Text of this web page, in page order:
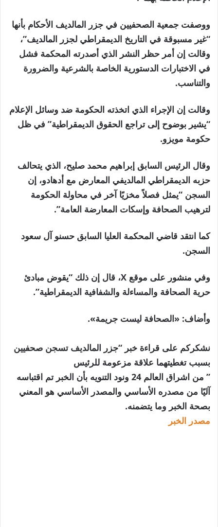
ووصفت جمعية الصحفيين في جزر المالديف الأحكام بأنها
“غير مسبوقة في التاريخ الديمقراطي لجزر المالديف”،
وقالت إن أمر حظر النشر الذي أصدرته المحكمة فشل
في الاختبارات الدستورية الخاصة بالشرعية والضرورة
والتناسب.
وقالت إن الإجراء الذي اتخذته الحكومة ضد وسائل الإعلام
“يشير بوضوح إلى تراجع الحقوق الديمقراطية” في ظل
حكومة مويزو.
وقال الرئيس السابق إبراهيم محمد صليح، الذي يتحالف
حزبه الديمقراطي المالديفي المعارض مع أدهادو، إن
السجن “يمثل فصلاً مخزيًا آخر في محاولة الحكومة
لترهيب الصحافة وإسكات المعارضة العامة”.
كما انتقد قاضي المحكمة العليا السابق حسنو آل سعود
السجن.
وفي منشور على موقع X، قال إن ذلك “يقوض مبادئ
حرية الصحافة والمساءلة والشفافية الديمقراطية”.
وأضاف: «الصحافة ليست جريمة».
نشكركم على قراءة خبر “جزر المالديف تسجن صحفيين
بسبب تغطيتهما علاقة مزعومة للرئيس
” من اشراق العالم 24 ونود التنويه بأن الخبر تم اقتباسه
آليًا من مصدره الأساسي والمصدر الأساسي هو المعني
بصحة الخبر وما يتضمنه.
مصدر الخبر